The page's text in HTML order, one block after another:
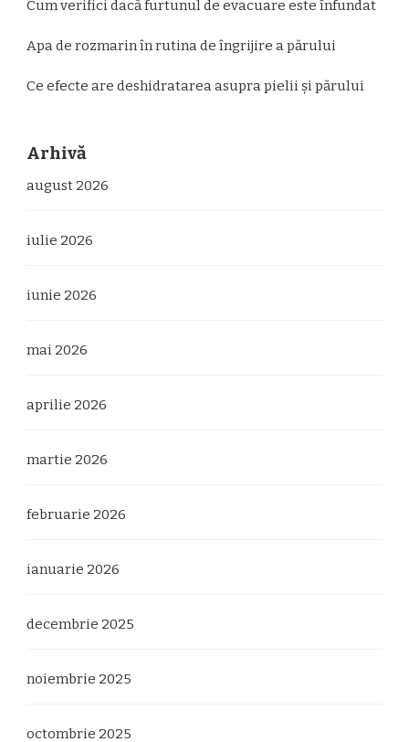
Cum verifici dacă furtunul de evacuare este înfundat
Apa de rozmarin în rutina de îngrijire a părului
Ce efecte are deshidratarea asupra pielii și părului
Arhivă
august 2026
iulie 2026
iunie 2026
mai 2026
aprilie 2026
martie 2026
februarie 2026
ianuarie 2026
decembrie 2025
noiembrie 2025
octombrie 2025